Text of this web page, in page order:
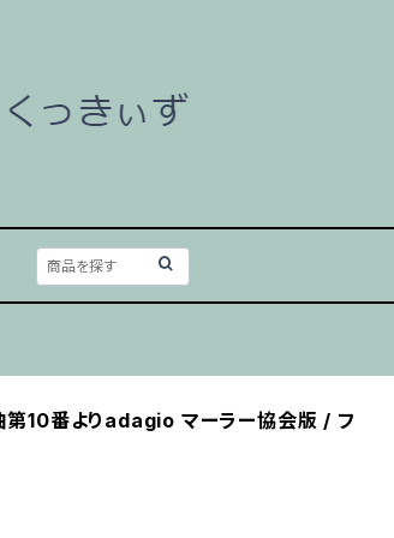
第10番よりadagio マーラー協会版 / フ